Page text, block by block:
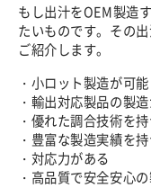
もし出汁をOEM製造
たいものです。その
ご紹介します。
・小ロット製造が可能
・輸出対応製品の製
・優れた調合技術を
・豊富な製造実績を
・対応力がある
・高品質で安全安心